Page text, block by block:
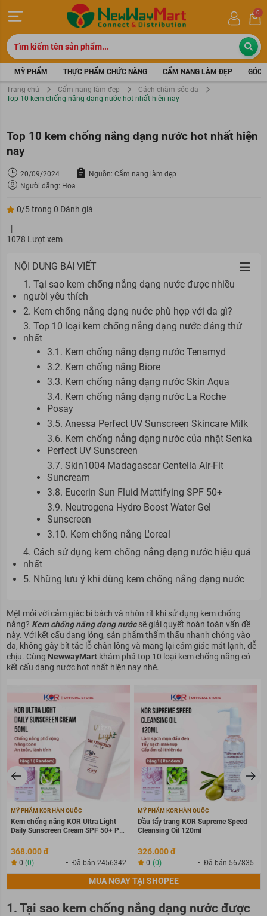
0
MỸ PHẨM THỰC PHẨM CHỨC NĂNG CẨM NANG LÀM ĐẸP GÓC
Trang chủ Cẩm nang làm đẹp
Cách chăm sóc da
Top 10 kem chống nắng dạng nước hot nhất hiện nay
Top 10 kem chống nắng dạng nước hot nhất hiện
nay
20/09/2024
Nguồn: Cẩm nang làm đẹp
Người đăng: Hoa
0/5 trong 0 Đánh giá
|
1078 Lượt xem
NỘI DUNG BÀI VIẾT
1. Tại sao kem chống nắng dạng nước được nhiều
người yêu thích
2. Kem chống nắng dạng nước phù hợp với da gì?
3. Top 10 loại kem chống nắng dạng nước đáng thử
nhất
3.1. Kem chống nắng dạng nước Tenamyd
3.2. Kem chống nắng Biore
3.3. Kem chống nắng dạng nước Skin Aqua
3.4. Kem chống nắng dạng nước La Roche
Posay
3.5. Anessa Perfect UV Sunscreen Skincare Milk
3.6. Kem chống nắng dạng nước của nhật Senka
Perfect UV Sunscreen
3.7. Skin1004 Madagascar Centella Air-Fit
Suncream
3.8. Eucerin Sun Fluid Mattifying SPF 50+
3.9. Neutrogena Hydro Boost Water Gel
Sunscreen
3.10. Kem chống nắng L'oreal
4. Cách sử dụng kem chống nắng dạng nước hiệu quả
nhất
5. Những lưu ý khi dùng kem chống nắng dạng nước
Mệt mỏi với cảm giác bí bách và nhờn rít khi sử dụng kem chống
nắng? Kem chống nắng dạng nướcsẽ giải quyết hoàn toàn vấn đề
này. Với kết cấu dạng lỏng, sản phẩm thẩm thấu nhanh chóng vào
da, không gây bít tắc lỗ chân lông và mang lại cảm giác mát lạnh, dễ
chịu. Cùng NewwayMartkhám phá top 10 loại kem chống nắng có
kết cấu dạng nước hot nhất hiện nay nhé.
MỸ PHẨM KOR HÀN QUỐC
Kem chống nắng KOR Ultra Light
Daily Sunscreen Cream SPF 50+ PA
368.000 đ
0 (0) Đã bán 2456342
MỸ PHẨM KOR HÀN QUỐC
Dầu tẩy trang KOR Supreme Speed
Cleansing Oil 120ml
326.000 đ
0 (0) Đã bán 567835
MUA NGAY TẠI SHOPEE
1. Tại sao kem chống nắng dạng nước được